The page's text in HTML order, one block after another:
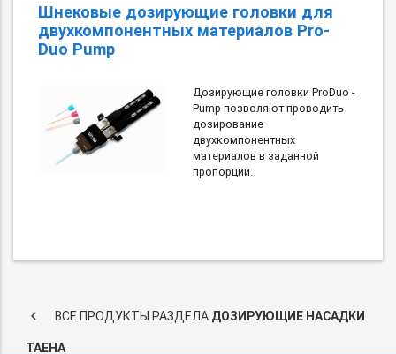
Шнековые дозирующие головки для
двухкомпонентных материалов Pro-
Duo Pump
Дозирующие головки ProDuo -
Pump позволяют проводить
дозирование
двухкомпонентных
материалов в заданной
пропорции.
keyboard_arrow_left ВСЕ ПРОДУКТЫ РАЗДЕЛА ДОЗИРУЮЩИЕ НАСАДКИ
TAEHA